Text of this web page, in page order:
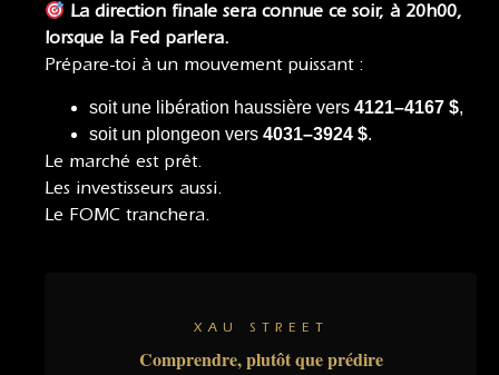
La direction finale sera connue ce soir, à 20h00,
lorsque la Fed parlera.
Prépare-toi à un mouvement puissant :
soit une libération haussière vers 4121–4167 $,
soit un plongeon vers 4031–3924 $.
Le marché est prêt.
Les investisseurs aussi.
Le FOMC tranchera.
XAU STREET
Comprendre, plutôt que prédire